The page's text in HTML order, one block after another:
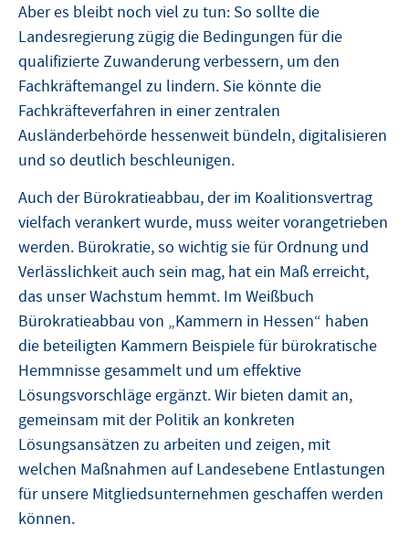
Aber es bleibt noch viel zu tun: So sollte die
Landesregierung zügig die Bedingungen für die
qualifizierte Zuwanderung verbessern, um den
Fachkräftemangel zu lindern. Sie könnte die
Fachkräfteverfahren in einer zentralen
Ausländerbehörde hessenweit bündeln, digitalisieren
und so deutlich beschleunigen.
Auch der Bürokratieabbau, der im Koalitionsvertrag
vielfach verankert wurde, muss weiter vorangetrieben
werden. Bürokratie, so wichtig sie für Ordnung und
Verlässlichkeit auch sein mag, hat ein Maß erreicht,
das unser Wachstum hemmt. Im Weißbuch
Bürokratieabbau von „Kammern in Hessen“ haben
die beteiligten Kammern Beispiele für bürokratische
Hemmnisse gesammelt und um effektive
Lösungsvorschläge ergänzt. Wir bieten damit an,
gemeinsam mit der Politik an konkreten
Lösungsansätzen zu arbeiten und zeigen, mit
welchen Maßnahmen auf Landesebene Entlastungen
für unsere Mitgliedsunternehmen geschaffen werden
können.